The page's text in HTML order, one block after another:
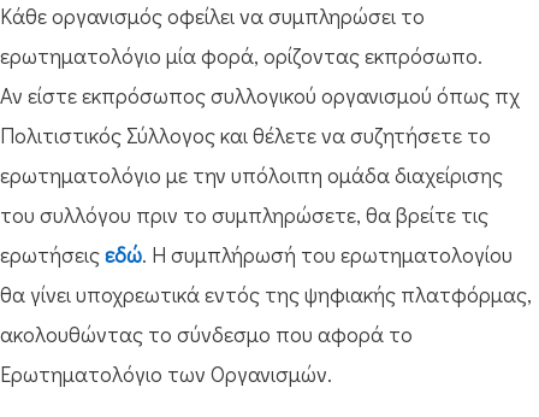
Κάθε οργανισμός οφείλει να συμπληρώσει το
ερωτηματολόγιο μία φορά, ορίζοντας εκπρόσωπο.
Αν είστε εκπρόσωπος συλλογικού οργανισμού όπως πχ
Πολιτιστικός Σύλλογος και θέλετε να συζητήσετε το
ερωτηματολόγιο με την υπόλοιπη ομάδα διαχείρισης
του συλλόγου πριν το συμπληρώσετε, θα βρείτε τις
ερωτήσειςεδώ. Η συμπλήρωσή του ερωτηματολογίου
θα γίνει υποχρεωτικά εντός της ψηφιακής πλατφόρμας,
ακολουθώντας το σύνδεσμο που αφορά το
Ερωτηματολόγιο των Οργανισμών.